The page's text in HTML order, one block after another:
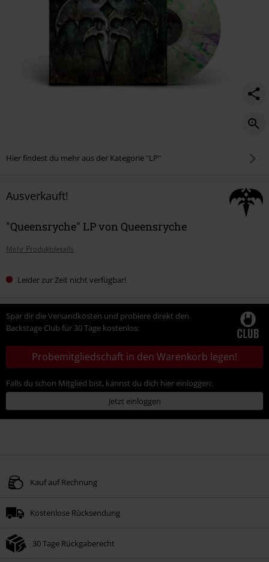
Hier findest du mehr aus der Kategorie "LP"
Ausverkauft!
"Queensryche" LP von Queensryche
Mehr Produktdetails
Leider zur Zeit nicht verfügbar!
Spar dir die Versandkosten und probiere direkt den
Backstage Club für 30 Tage kostenlos:
Probemitgliedschaft in den Warenkorb legen!
Falls du schon Mitglied bist, kannst du dich hier einloggen:
Jetzt einloggen
Kauf auf Rechnung
Kostenlose Rücksendung
30 Tage Rückgaberecht